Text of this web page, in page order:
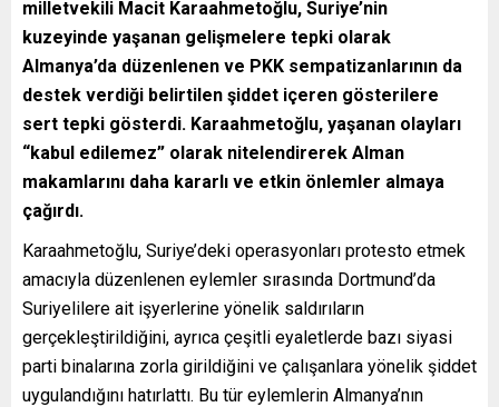
milletvekili Macit Karaahmetoğlu, Suriye’nin
kuzeyinde yaşanan gelişmelere tepki olarak
Almanya’da düzenlenen ve PKK sempatizanlarının da
destek verdiği belirtilen şiddet içeren gösterilere
sert tepki gösterdi. Karaahmetoğlu, yaşanan olayları
“kabul edilemez” olarak nitelendirerek Alman
makamlarını daha kararlı ve etkin önlemler almaya
çağırdı.
Karaahmetoğlu, Suriye’deki operasyonları protesto etmek
amacıyla düzenlenen eylemler sırasında Dortmund’da
Suriyelilere ait işyerlerine yönelik saldırıların
gerçekleştirildiğini, ayrıca çeşitli eyaletlerde bazı siyasi
parti binalarına zorla girildiğini ve çalışanlara yönelik şiddet
uygulandığını hatırlattı. Bu tür eylemlerin Almanya’nın